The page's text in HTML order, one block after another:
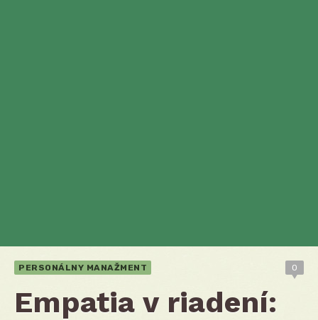
PERSONÁLNY MANAŽMENT 0
Empatia v riadení: